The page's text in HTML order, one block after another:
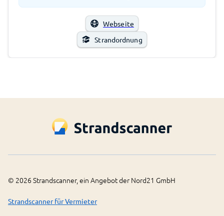
Webseite
Strandordnung
© 2026 Strandscanner, ein Angebot der Nord21 GmbH
Strandscanner für Vermieter